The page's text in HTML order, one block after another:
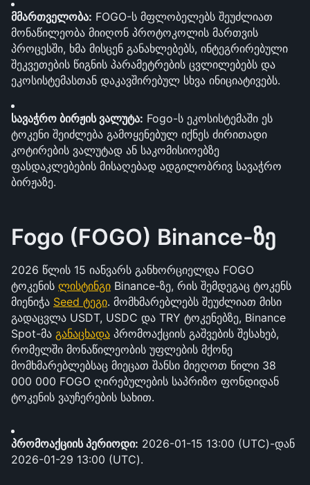
მმართველობა: FOGO-ს მფლობელებს შეუძლიათ
მონაწილეობა მიიღონ პროტოკოლის მართვის
პროცესში, ხმა მისცენ განახლებებს, ინტეგრირებული
შეკვეთების წიგნის პარამეტრების ცვლილებებს და
ეკოსისტემასთან დაკავშირებულ სხვა ინიციატივებს.
სავაჭრო ბირჟის ვალუტა: Fogo-ს ეკოსისტემაში ეს
ტოკენი შეიძლება გამოყენებულ იქნეს ძირითადი
კოტირების ვალუტად ან საკომისიოებზე
ფასდაკლებების მისაღებად ადგილობრივ სავაჭრო
ბირჟაზე.
Fogo (FOGO) Binance-ზე
2026 წლის 15 იანვარს განხორციელდა FOGO
ტოკენის ლისტინგი Binance-ზე, რის შემდეგაც ტოკენს
მიენიჭა Seed ტეგი. მომხმარებლებს შეუძლიათ მისი
გადაცვლა USDT, USDC და TRY ტოკენებზე, Binance
Spot-მა განაცხადა პრომოაქციის გაშვების შესახებ,
რომელში მონაწილეობის უფლების მქონე
მომხმარებლებსაც მიეცათ შანსი მიეღოთ წილი 38
000 000 FOGO ღირებულების საპრიზო ფონდიდან
ტოკენის ვაუჩერების სახით.
პრომოაქციის პერიოდი: 2026-01-15 13:00 (UTC)-დან
2026-01-29 13:00 (UTC).